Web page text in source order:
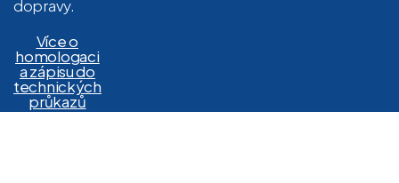
dopravy.
Více o
homologaci
a zápisu do
technických
průkazů